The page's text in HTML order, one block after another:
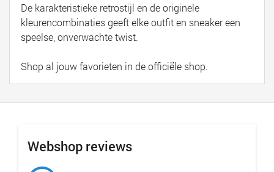
De karakteristieke retrostijl en de originele
kleurencombinaties geeft elke outfit en sneaker een
speelse, onverwachte twist.
Shop al jouw favorieten in de officiële shop.
Webshop reviews